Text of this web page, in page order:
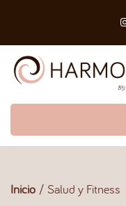
Inicio / Salud y Fitness